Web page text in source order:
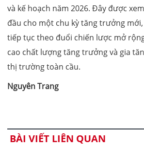
và kế hoạch năm 2026. Đây được
đầu cho một chu kỳ tăng trưởng
tiếp tục theo đuổi chiến lược mở
cao chất lượng tăng trưởng và gia
thị trường toàn cầu.
Nguyên Trang
BÀI VIẾT LIÊN QUAN